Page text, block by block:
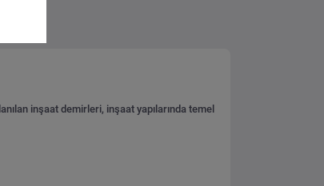
inşaat demirleri, inşaat yapılarında temel